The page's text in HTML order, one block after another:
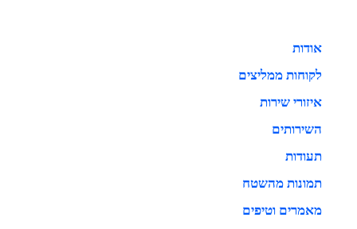
אודות
לקוחות ממליצים
איזורי שירות
השירותים
תעודות
תמונות מהשטח
מאמרים וטיפים